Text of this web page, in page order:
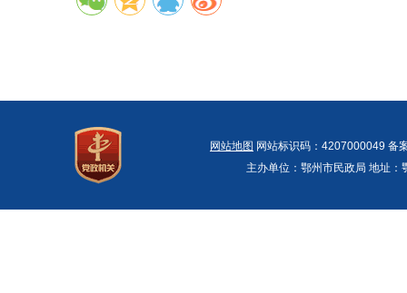
网站地图 网站标识码：4207000049
主办单位：鄂州市民政局 地址